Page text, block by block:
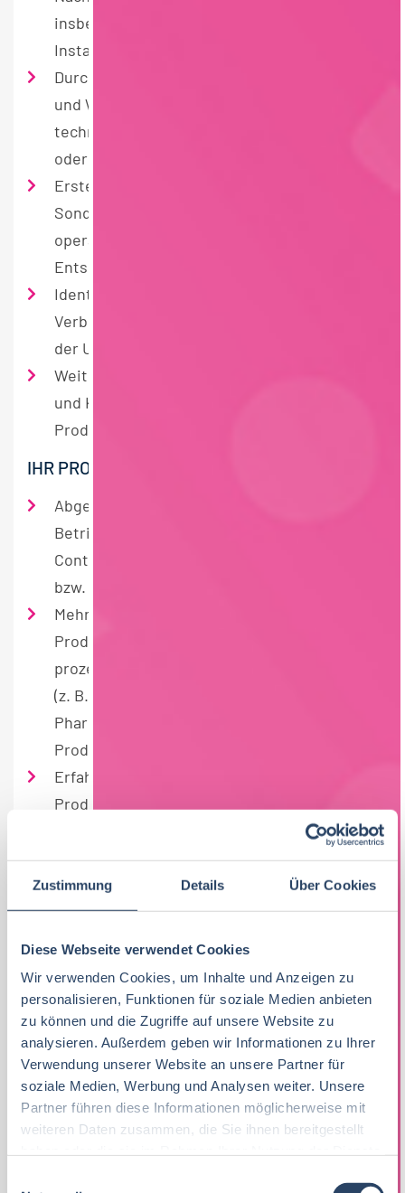
Zustimmung Details Über Cookies
Diese Webseite verwendet Cookies
Wir verwenden Cookies, um Inhalte und Anzeigen zu
personalisieren, Funktionen für soziale Medien anbieten
zu können und die Zugriffe auf unsere Website zu
analysieren. Außerdem geben wir Informationen zu Ihrer
Verwendung unserer Website an unsere Partner für
soziale Medien, Werbung und Analysen weiter. Unsere
Partner führen diese Informationen möglicherweise mit
weiteren Daten zusammen, die Sie ihnen bereitgestellt
insbesondere im Bereich Produktion und
Instandhaltung
Durchführung von Investitionsrechnungen
und Wirtschaftlichkeitsanalysen, z. B. für
technische Maßnahmen, Ersatzinvestitionen
oder Optimierungsprojekte
Erstellung von Kalkulationen und
Sonderauswertungen zur Unterstützung
operativer und strategischer
Entscheidungen
Identifikation von Kostenentwicklungen und
Verbesserungspotenzialen sowie Begleitung
der Umsetzung entsprechender Maßnahmen
Weiterentwicklung bestehender Reports
und Kennzahlen zur besseren Steuerung der
Produktions- und Instandhaltungsbereiche
IHR PROFIL
Abgeschlossenes Studium der
Betriebswirtschaft mit Schwerpunkt
Controlling, Finance oder Rechnungswesen
bzw. vergleichbare Qualifikation
Mehrjährige Berufserfahrung im Werks- oder
Produktionscontrolling innerhalb einer
prozess- oder serienorientierten Industrie
(z. B. Automotive, Chemie, Lebensmittel,
Pharma oder vergleichbares
Produktionsumfeld)
Erfahrung in der Betreuung von
Produktionsbereichen und idealerweise im
Controlling von Instandhaltung, technischen
Kostenstellen oder Investitionen
Sehr gutes Verständnis für
Kostenstrukturen und Abläufe in einem
Fähigkeit, Abweichungen zu analysieren,
Ursachen gemeinsam mit den
Fachbereichen zu erarbeiten und die
Ergebnisse klar und verständlich
darzustellen
Sicheres Auftreten und
Kommunikationsstärke im Austausch mit
Werkleitung, Produktion und technischen